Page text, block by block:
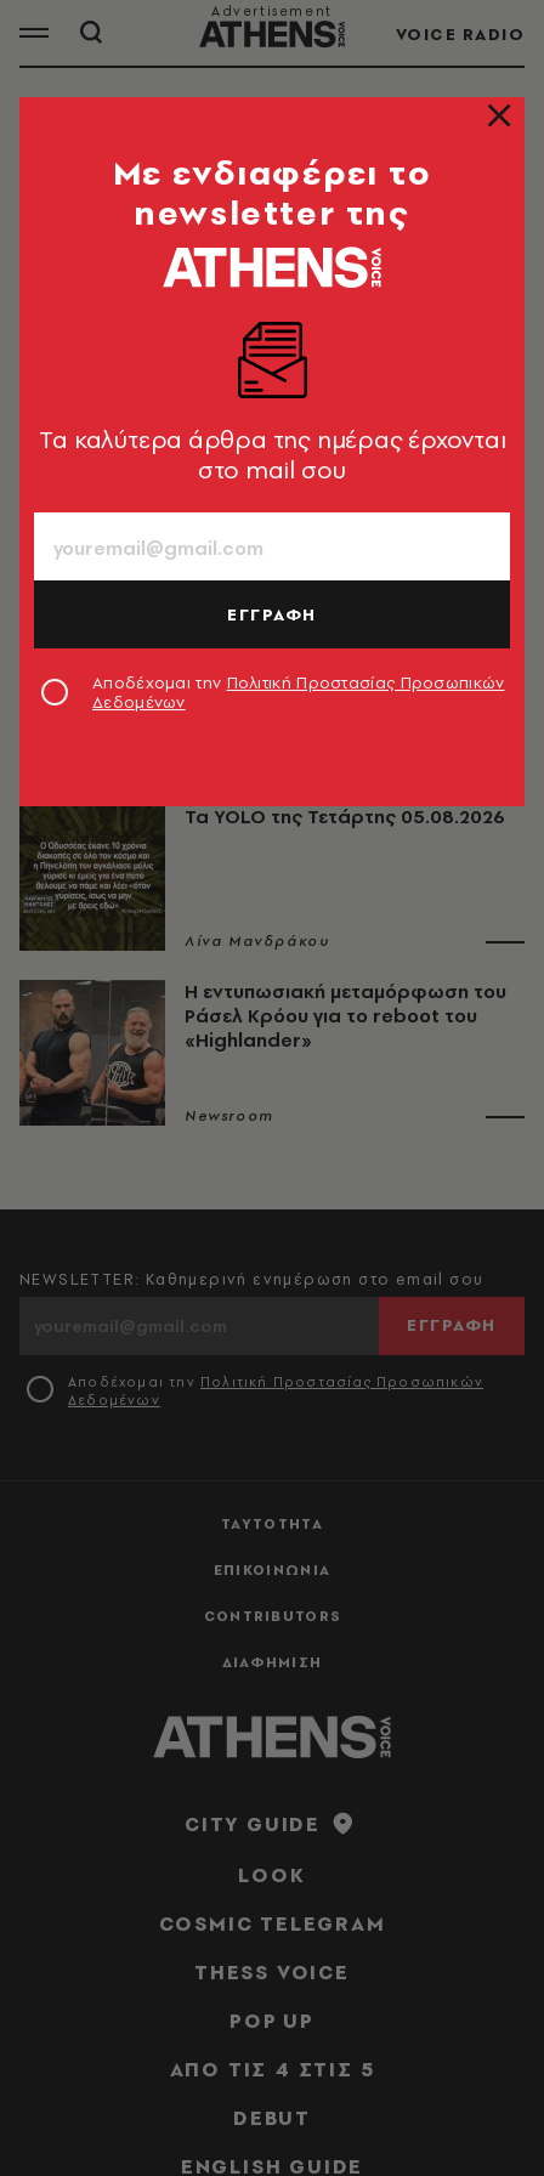
VOICE RADIO
ΤΖΑΚ ΚΟΥΕΙΝΤ
ΟΛΑ ΤΑ ΑΡΘΡΑ ΤΟΥ TAG
CELEBRITIES
Κλαούντια Ντουμίτ στην Αυστραλία
- Με λαμπερούς καλεσμένους
ΔΗΜΟΦΙΛΗ
Τα YOLO της Τετάρτης 05.08.2026
Λίνα Μανδράκου
Η εντυπωσιακή μεταμόρφωση του
Ράσελ Κρόου για το reboot του
«Highlander»
Newsroom
ΤΑΥΤΟΤΗΤΑ
ΕΠΙΚΟΙΝΩΝΙΑ
CONTRIBUTORS
ΔΙΑΦΗΜΙΣΗ
NEWSLETTER: Καθημερινή ενημέρωση στο email σου
ΕΓΓΡΑΦΗ
Αποδέχομαι την Πολιτική Προστασίας Προσωπικών
Δεδομένων
CITY GUIDE
LOOK
COSMIC TELEGRAM
THESS VOICE
POP UP
ΑΠΟ ΤΙΣ 4 ΣΤΙΣ 5
DEBUT
ENGLISH GUIDE
Mε ενδιαφέρει το
newsletter της
Tα καλύτερα άρθρα της ημέρας έρχονται
στο mail σου
ΕΓΓΡΑΦΗ
Αποδέχομαι την Πολιτική Προστασίας Προσωπικών
Δεδομένων